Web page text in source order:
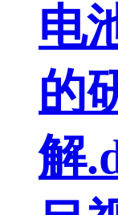
电
的
解